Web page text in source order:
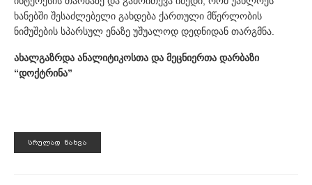
ხანებში შესაძლებელი გახდება ქართული მწერლობის
ნიმუშების სპარსულ ენაზე უშუალოდ დედნიდან თარგმნა.
ახალგაზრდა ანალიტიკოსთა და მეცნიერთა დარბაზი
“დოქტრინა”
ᲡᲠᲣᲚᲐᲓ ᲜᲐᲮᲕᲐ